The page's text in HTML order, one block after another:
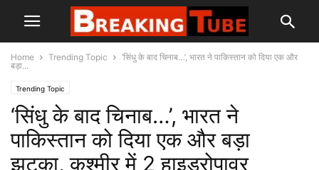
Home Trending Topic
‘सिंधु के बाद चिनाब…’, भारत ने पाकिस्तान को दिया एक और
बड़ा...
Trending Topic
‘सिंधु के बाद चिनाब…’, भारत ने
पाकिस्तान को दिया एक और बड़ा
झटका, कश्मीर में 2 हाइड्रोपावर